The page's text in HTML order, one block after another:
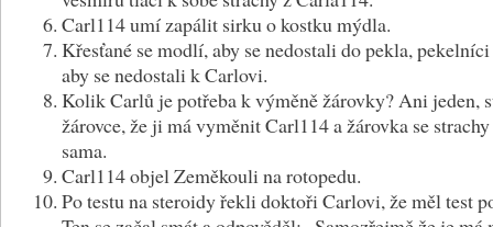
Carl114 umí zapálit sirku o kostku mýdla.
Křesťané se modlí, aby se nedostali do pekla,
aby se nedostali k Carlovi.
Kolik Carlů je potřeba k výměně žárovky? Ani jeden,
žárovce, že ji má vyměnit Carl114 a žárovka se
sama.
Carl114 objel Zeměkouli na rotopedu.
Po testu na steroidy řekli doktoři Carlovi, že měl test